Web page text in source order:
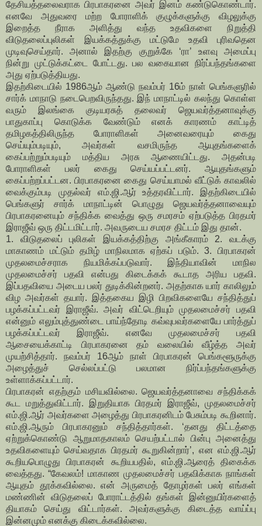
தேசியத்தலைவராக பிரபாகரனை அவர் இனம் கண்டுகொண்டார்.
எனவே அதுவரை மற்ற போராளிக் குழுக்களுக்கு விழலுக்கு
இறைத்த நீராக அளித்து வந்த உதவிகளை நிறுத்தி
விடுதலைப்புலிகள் இயக்கத்துக்கு மட்டுமே உதவி புரிவதென
முடிவுசெய்தார். அனால் இதற்கு குறுக்கே ‘ரா’ உளவு அமைப்பு
நின்று முட்டுக்கட்டை போட்டது. பல வகையான நிர்ப்பந்தங்களை
அது ஏற்படுத்தியது.
இதற்கிடையில் 1986ஆம் ஆண்டு நவம்பர் 16ம் நாள் பெங்களுரில்
சார்க் மாநாடு நடைபெறவிருந்தது. இந் மாநாட்டில் கலந்து கொள்ள
வரும் இலங்கை குடியரசுத் தலைவர் ஜெயவர்த்தனாவுக்கு
பாதுகாப்பு கொடுக்க வேண்டும் எனக் காரணம் காட்டித்
தமிழகத்திலிருந்த போராளிகள் அனைவரையும் கைது
செய்யும்படியும், அவர்கள் வசமிருந்த ஆயுதங்களைக்
கைப்பற்றும்படியும் மத்திய அரசு ஆணையிட்டது. அதன்படி
போராளிகள் பலர் கைது செய்யப்பட்டனர். ஆயுதங்களும்
கைப்பற்றப்பட்டன. பிரபாகரனை கைது செய்யாமல் வீட்டுக் காவலில்
வைக்கும்படி முதல்வர் எம்.ஜி.ஆர் உத்தரவிட்டார். இதற்கிடையில்
பெங்களுர் சார்க் மாநாட்டின் பொழுது ஜெயவர்த்தனாவையும்
பிரபாகரனையும் சந்திக்க வைத்து ஒரு சமரசம் ஏற்படுத்த பிரதமர்
இராஜீவ் ஒரு திட்டமிட்டார். அவருடைய சமரச திட்டம் இது தான்.
1. விடுதலைப் புலிகள் இயக்கத்திற்கு அங்கீகாரம் 2. வடக்கு
மாகாணம் மட்டும் தமிழ் மாநிலமாக ஏற்கப் படும். 3. பிரபாகரன்
முதலமைச்சராக நியமிக்கப்படுவார். இந்தியாவின் மாநில
முதலமைச்சர் பதவி என்பது கிடைக்கக் கூடாத அரிய பதவி.
இப்பதவியை அடைய பலர் துடிக்கின்றனர். அதற்காக யார் காலிலும்
விழ அவர்கள் தயார். இத்தகைய இழி பிறவிகளையே சந்தித்துப்
பழக்கப்பட்டவர் இராஜீவ். அவர் விட்டெறியும் முதலமைச்சர் பதவி
என்னும் எலும்புத்துண்டை பாய்ந்தோடி கவ்வுபவர்களையே பார்த்துப்
பழக்கப்பட்டவர் இராஜீவ். எனவே முதலமைச்சர் பதவி
ஆசையைக்காட்டி பிரபாகரனை தம் வலையில் வீழ்த்த அவர்
முயற்சித்தார். நவம்பர் 16ஆம் நாள் பிரபாகரன் பெங்களூருக்கு
அழைத்துச் செல்லப்பட்டு பலமான நிர்ப்பந்தங்களுக்கு
உள்ளாக்கப்பட்டார்.
பிரபாகரன் எதற்கும் மசியவில்லை. ஜெயவர்த்தனாவை சந்திக்கக்
கூட மறுத்துவிட்டார். இறுதியாக பிரதமர் இராஜீவ், முதலமைச்சர்
எம்.ஜி.ஆர் அவர்களை அழைத்து பிரபாகரனிடம் பேசும்படி கூறினார்.
எம்.ஜி.ஆரும் பிரபாகரனும் சந்தித்தார்கள். ‘தனது திட்டத்தை
ஏற்றுக்கொண்டு ஆறுமாதகாலம் செயற்பட்டால் பின்பு அனைத்து
உதவிகளையும் செய்வதாக பிரதமர் கூறுகின்றார்’, என எம்.ஜி.ஆர்
கூறியபொழுது பிரபாகரன் கூறியபதில், எம்.ஜி.ஆரைத் திகைக்க
வைத்தது. “கேவலம்! மாகாண முதலமைச்சர் பதவிக்காக நாங்கள்
ஆயுதம் தூக்கவில்லை. என் அருமைத் தோழர்கள் பலர் எங்கள்
மண்ணின் விடுதலைப் போராட்டத்தில் தங்கள் இன்னுயிர்களைத்
தியாகம் செய்து விட்டார்கள். அவர்களுக்கு கிடைத்த வாய்ப்பு
இன்னமும் எனக்கு கிடைக்கவில்லை.